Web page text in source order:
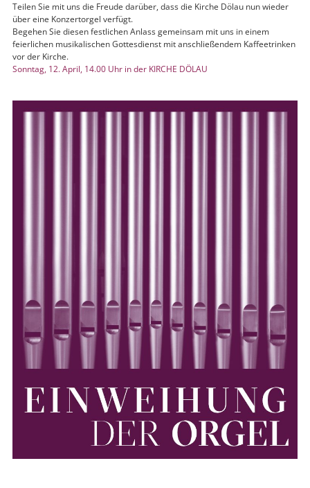
Teilen Sie mit uns die Freude darüber, dass die Kirche Dölau nun wieder
über eine Konzertorgel verfügt.
Begehen Sie diesen festlichen Anlass gemeinsam mit uns in einem
feierlichen musikalischen Gottesdienst mit anschließendem Kaffeetrinken
vor der Kirche.
Sonntag, 12. April, 14.00 Uhr in der KIRCHE DÖLAU